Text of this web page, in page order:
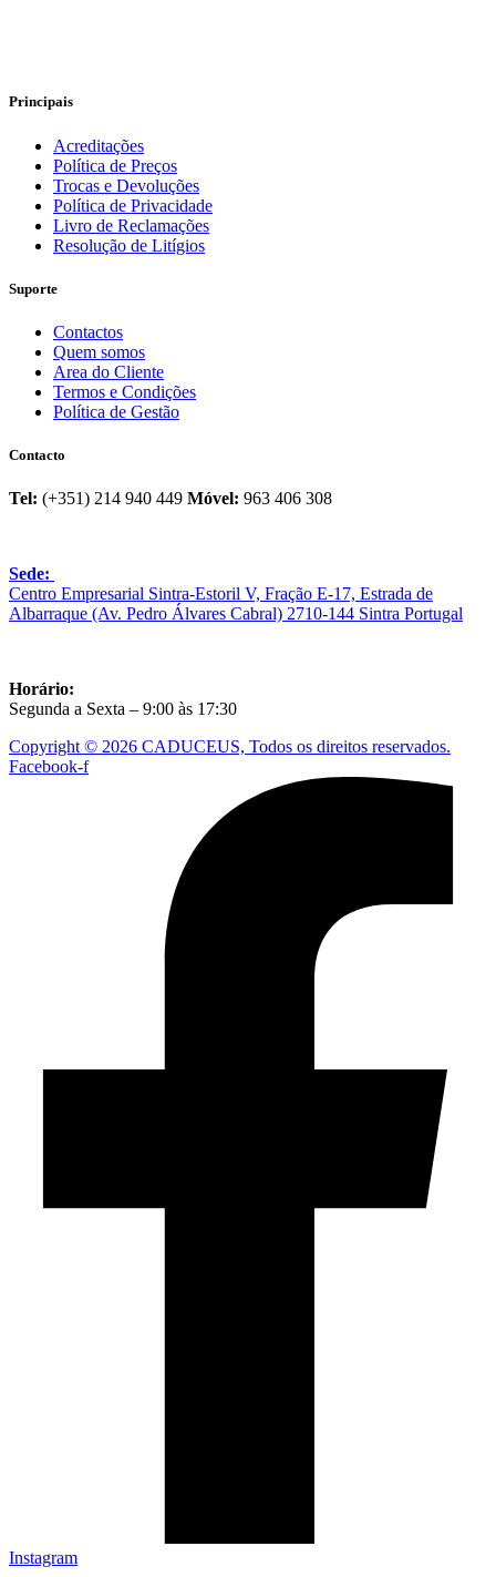
Principais
Acreditações
Política de Preços
Trocas e Devoluções
Política de Privacidade
Livro de Reclamações
Resolução de Litígios
Suporte
Contactos
Quem somos
Area do Cliente
Termos e Condições
Política de Gestão
Contacto
Tel: (+351) 214 940 449 Móvel: 963 406 308
Sede:
Centro Empresarial Sintra-Estoril V, Fração E-17, Estrada de
Albarraque (Av. Pedro Álvares Cabral) 2710-144 Sintra Portugal
Horário:
Segunda a Sexta – 9:00 às 17:30
Copyright © 2026 CADUCEUS, Todos os direitos reservados.
Facebook-f
Instagram